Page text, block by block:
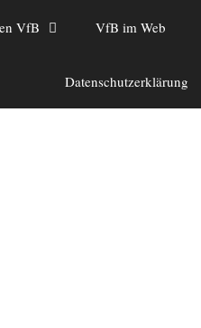
VfB VfB im Web
Datenschutzerklärung